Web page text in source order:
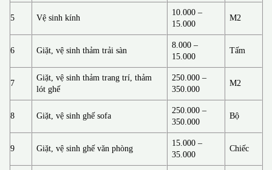
5 Vệ sinh kính
10.000 –
15.000
M2
6 Giặt, vệ sinh thảm trải sàn
8.000 –
15.000
Tấm
7
Giặt, vệ sinh thảm trang trí, thảm
lót ghế
250.000 –
350.000
M2
8 Giặt, vệ sinh ghế sofa
250.000 –
350.000
Bộ
9 Giặt, vệ sinh ghế văn phòng
15.000 –
35.000
Chiếc